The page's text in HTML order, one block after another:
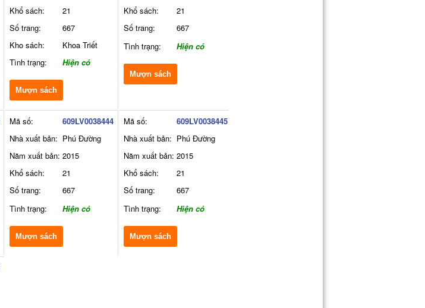
Khổ sách:
21
Số trang:
667
Kho sách:
Khoa Triết
Tình trạng:
Hiện có
Mượn sách
Khổ sách:
21
Số trang:
667
Tình trạng:
Hiện có
Mượn sách
Mã số:
609LV0038444
Nhà xuất bản: Phú Đường
Năm xuất bản: 2015
Khổ sách:
21
Số trang:
667
Tình trạng:
Hiện có
Mượn sách
Mã số:
609LV0038445
Nhà xuất bản: Phú Đường
Năm xuất bản: 2015
Khổ sách:
21
Số trang:
667
Tình trạng:
Hiện có
Mượn sách